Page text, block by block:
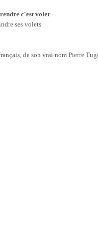
c'est voler
ses volets
de son vrai nom Pierre